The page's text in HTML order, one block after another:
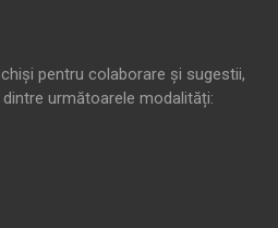
pentru colaborare și sugestii,
următoarele modalități: